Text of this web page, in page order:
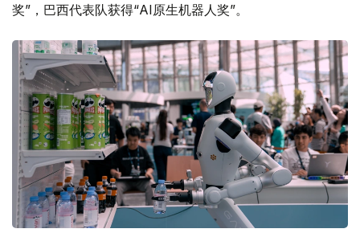
奖”，巴西代表队获得“AI原生机器人奖”。